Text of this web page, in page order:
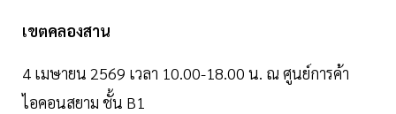
เขตคลองสาน
4 เมษายน 2569 เวลา 10.00-18.00 น. ณ ศูนย์การค้า
ไอคอนสยาม ชั้น B1